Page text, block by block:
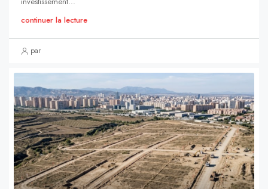
continuer la lecture
par